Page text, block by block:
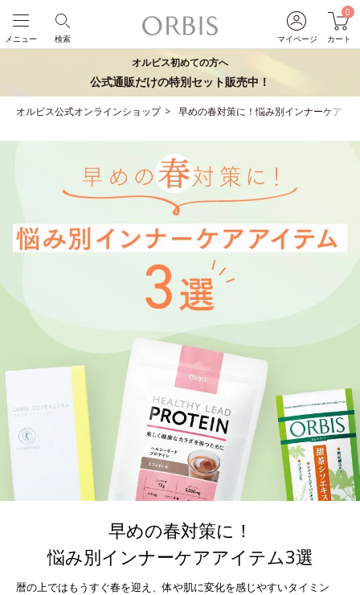
マイページ
0
カート
検索
メニュー
オルビス初めての方へ
公式通販だけの特別セット販売中！
オルビス公式オンラインショップ 早めの春対策に！悩み別インナーケアア
早めの春対策に！
悩み別インナーケアアイテム3選
暦の上ではもうすぐ春を迎え、体や肌に変化を感じやすいタイミン